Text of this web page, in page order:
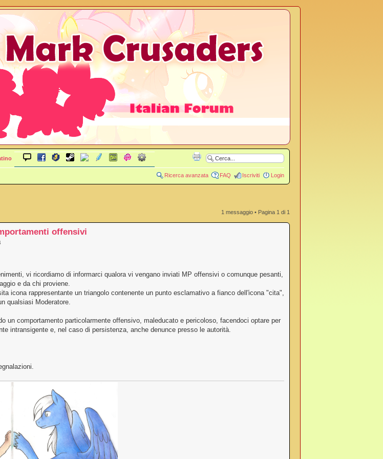
Ricerca avanzata FAQ Iscriviti Login
1 messaggio • Pagina 1 di 1
offensivi
vi ricordiamo di informarci qualora vi vengano inviati MP offensivi o comunque pesanti,
e da chi proviene.
icona rappresentante un triangolo contenente un punto esclamativo a fianco dell'icona "cita",
qualsiasi Moderatore.
un comportamento particolarmente offensivo, maleducato e pericoloso, facendoci optare per
intransigente e, nel caso di persistenza, anche denunce presso le autorità.